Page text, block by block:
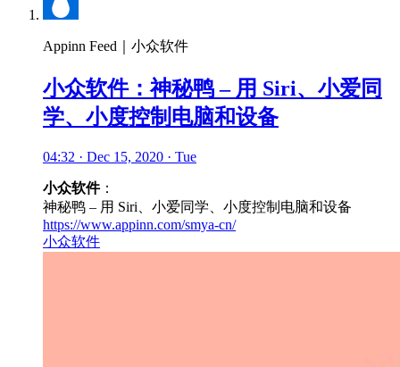
Appinn Feed｜小众软件
小众软件：神秘鸭 – 用 Siri、小爱同
学、小度控制电脑和设备
04:32 · Dec 15, 2020 · Tue
小众软件：
神秘鸭 – 用 Siri、小爱同学、小度控制电脑和设备
https://www.appinn.com/smya-cn/
小众软件